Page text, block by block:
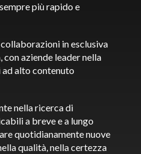
più rapido e
in esclusiva
con aziende leader nella
alto contenuto
nella ricerca di
a breve e a lungo
quotidianamente nuove
qualità, nella certezza